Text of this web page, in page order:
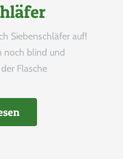
Siebenschläfer auf!
noch blind und
Flasche